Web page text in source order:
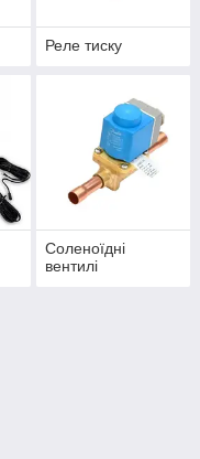
Реле тиску
Соленоїдні
вентилі